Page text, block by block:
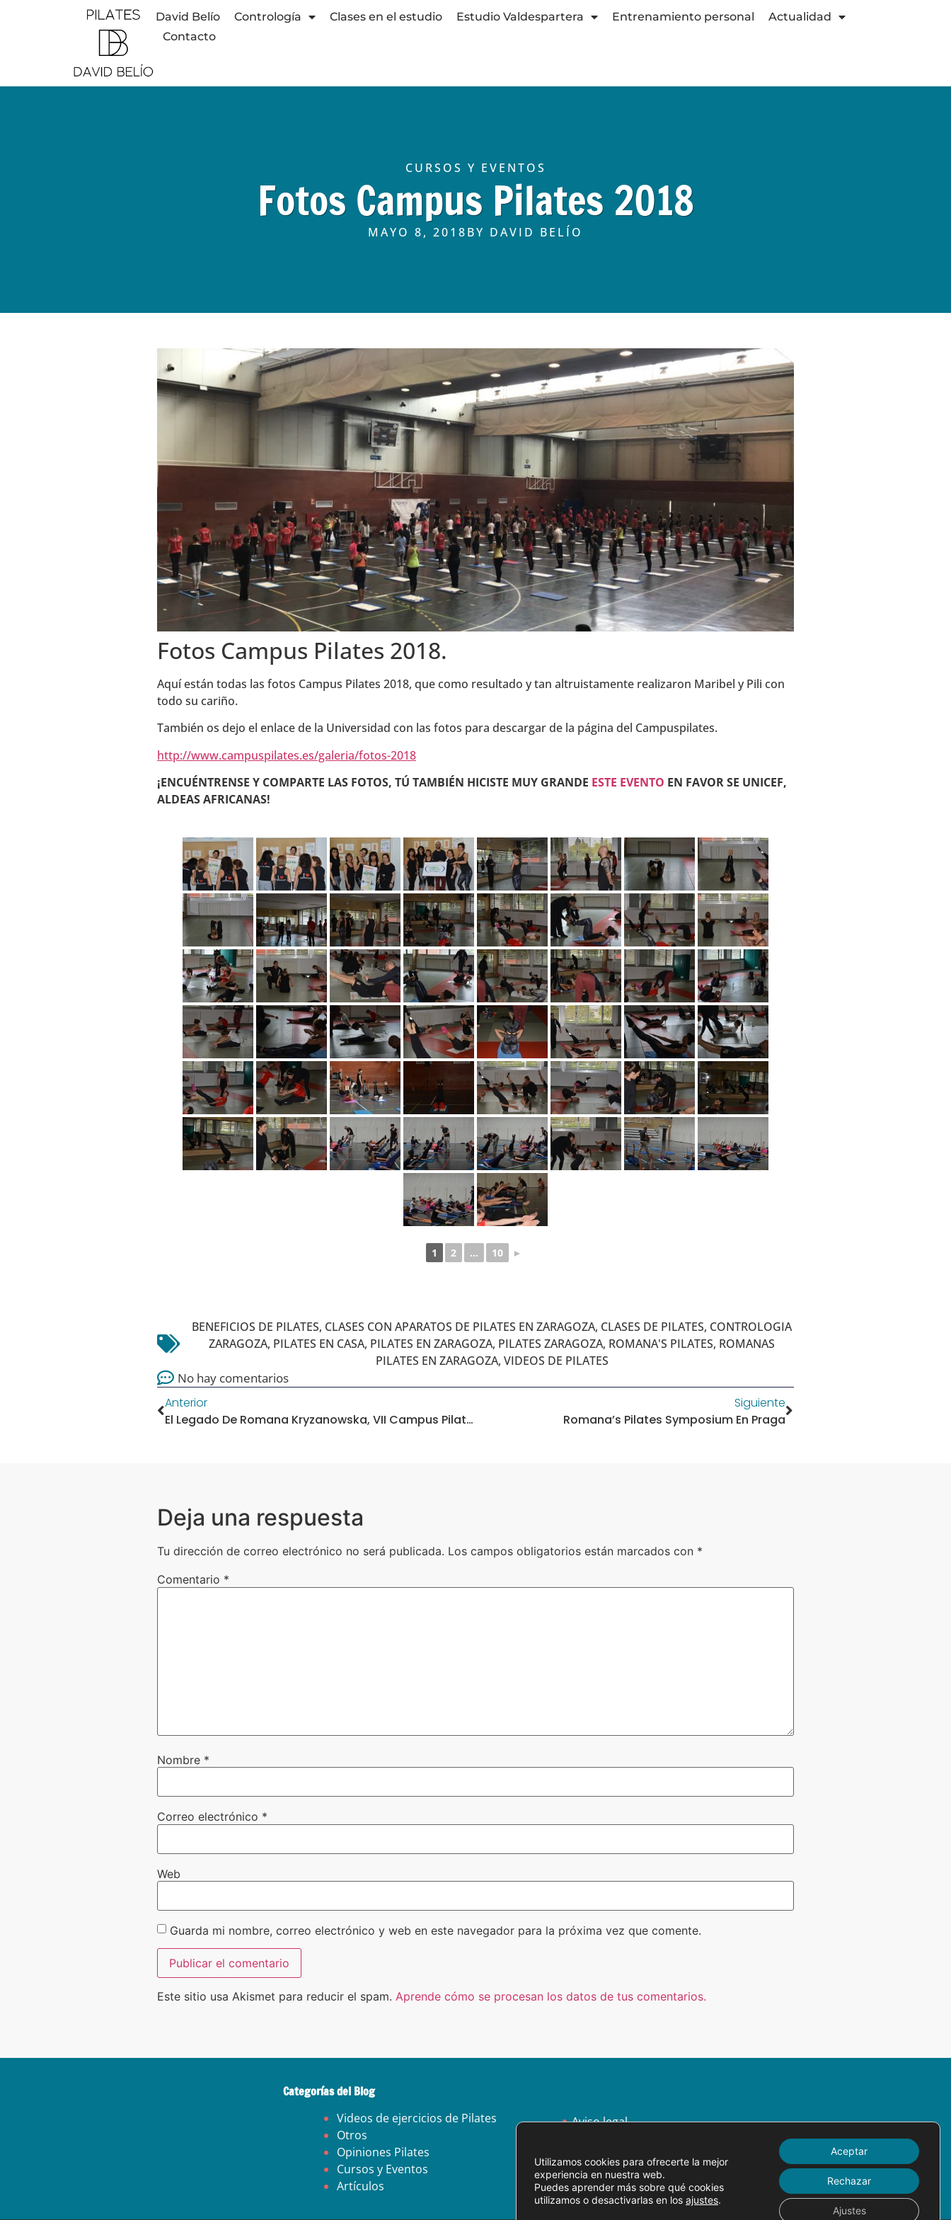
David Belío Contrología Clases en el estudio Estudio Valdespartera Entrenamiento personal
Actualidad
Contacto
CURSOS Y EVENTOS
Fotos Campus Pilates 2018
MAYO 8, 2018BY DAVID BELÍO
Fotos Campus Pilates 2018.
Aquí están todas las fotos Campus Pilates 2018, que como resultado y tan altruistamente realizaron Maribel y Pili con
todo su cariño.
También os dejo el enlace de la Universidad con las fotos para descargar de la página del Campuspilates.
http://www.campuspilates.es/galeria/fotos-2018
¡ENCUÉNTRENSE Y COMPARTE LAS FOTOS, TÚ TAMBIÉN HICISTE MUY GRANDE ESTE EVENTO EN FAVOR SE UNICEF,
ALDEAS AFRICANAS!
1 2 ... 10 ►
BENEFICIOS DE PILATES, CLASES CON APARATOS DE PILATES EN ZARAGOZA, CLASES DE PILATES, CONTROLOGIA
ZARAGOZA, PILATES EN CASA, PILATES EN ZARAGOZA, PILATES ZARAGOZA, ROMANA'S PILATES, ROMANAS
PILATES EN ZARAGOZA, VIDEOS DE PILATES
No hay comentarios
Anterior
El Legado De Romana Kryzanowska, VII Campus Pilates Universidad De Zaragoza
Siguiente
Romana’s Pilates Symposium En Praga
Deja una respuesta
Tu dirección de correo electrónico no será publicada. Los campos obligatorios están marcados con *
Comentario *
Nombre *
Correo electrónico *
Web
Guarda mi nombre, correo electrónico y web en este navegador para la próxima vez que comente.
Este sitio usa Akismet para reducir el spam. Aprende cómo se procesan los datos de tus comentarios.
Categorías del Blog
Videos de ejercicios de Pilates
Otros
Opiniones Pilates
Cursos y Eventos
Artículos
Aviso legal
Política de cookies
Utilizamos cookies para ofrecerte la mejor
experiencia en nuestra web.
Puedes aprender más sobre qué cookies
utilizamos o desactivarlas en los ajustes.
Aceptar
Rechazar
Ajustes